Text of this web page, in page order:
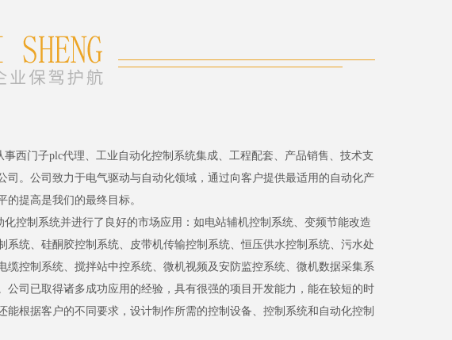
西门子plc代理、工业自动化控制系统集成、工程配套、产品销售、技术支
司。公司致力于电气驱动与自动化领域，通过向客户提供最适用的自动化产
提高是我们的最终目标。
控制系统并进行了良好的市场应用：如电站辅机控制系统、变频节能改造
系统、硅酮胶控制系统、皮带机传输控制系统、恒压供水控制系统、污水处
缆控制系统、搅拌站中控系统、微机视频及安防监控系统、微机数据采集系
公司已取得诸多成功应用的经验，具有很强的项目开发能力，能在较短的时
能根据客户的不同要求，设计制作所需的控制设备、控制系统和自动化控制